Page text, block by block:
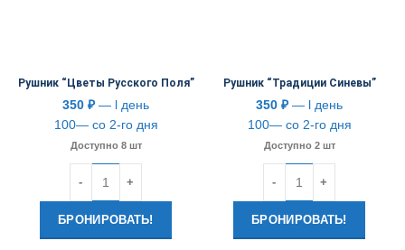
Рушник “Цветы Русского Поля”
350 ₽— l день
100— со 2-го дня
Доступно 8 шт
БРОНИРОВАТЬ!
Рушник “Традиции Синевы”
350 ₽— l день
100— со 2-го дня
Доступно 2 шт
БРОНИРОВАТЬ!